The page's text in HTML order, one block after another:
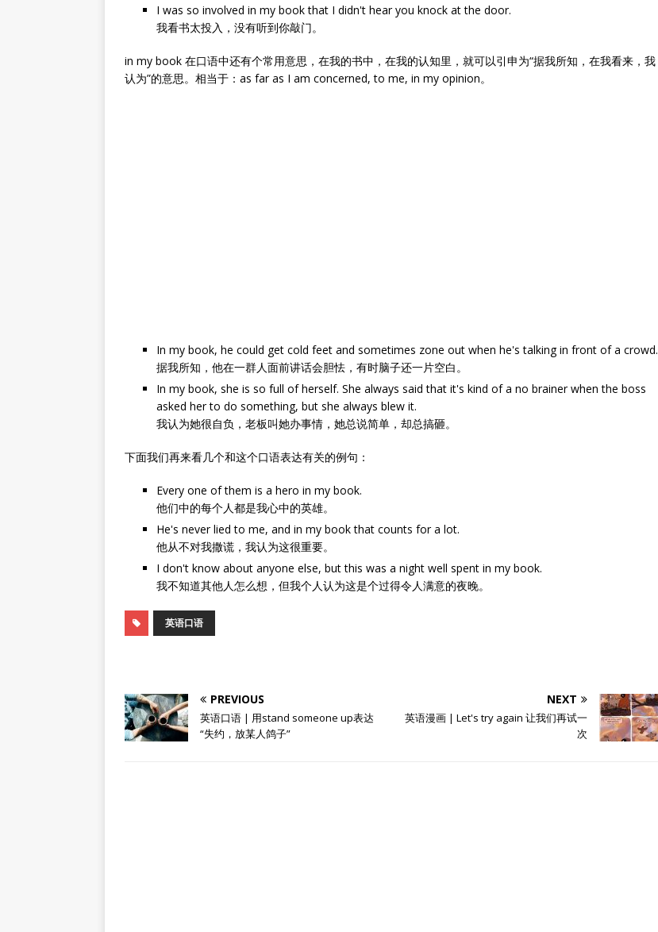
I was so involved in my book that I didn't hear you knock at the door.
我看书太投入，没有听到你敲门。
in my book 在口语中还有个常用意思，在我的书中，在我的认知里，就可以引申为“据我所知，在我看来，我
认为”的意思。相当于：as far as I am concerned, to me, in my opinion。
In my book, he could get cold feet and sometimes zone out when he's talking in front of a crowd.
据我所知，他在一群人面前讲话会胆怯，有时脑子还一片空白。
In my book, she is so full of herself. She always said that it's kind of a no brainer when the boss
asked her to do something, but she always blew it.
我认为她很自负，老板叫她办事情，她总说简单，却总搞砸。
下面我们再来看几个和这个口语表达有关的例句：
Every one of them is a hero in my book.
他们中的每个人都是我心中的英雄。
He's never lied to me, and in my book that counts for a lot.
他从不对我撒谎，我认为这很重要。
I don't know about anyone else, but this was a night well spent in my book.
我不知道其他人怎么想，但我个人认为这是个过得令人满意的夜晚。
英语口语
PREVIOUS
英语口语 | 用stand someone up表达
“失约，放某人鸽子”
NEXT
英语漫画 | Let's try again 让我们再试一
次